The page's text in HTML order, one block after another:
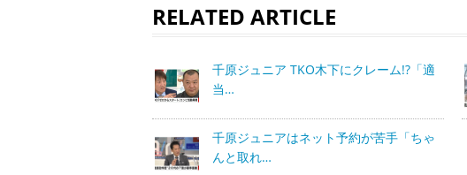
RELATED ARTICLE
千原ジュニア TKO木下にクレーム!?「適
当…
千原ジュニアはネット予約が苦手「ちゃ
んと取れ…